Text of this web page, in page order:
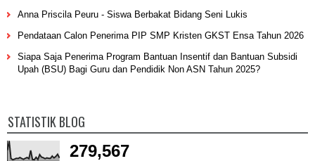
Anna Priscila Peuru - Siswa Berbakat Bidang Seni Lukis
Pendataan Calon Penerima PIP SMP Kristen GKST Ensa Tahun 2026
Siapa Saja Penerima Program Bantuan Insentif dan Bantuan Subsidi
Upah (BSU) Bagi Guru dan Pendidik Non ASN Tahun 2025?
STATISTIK BLOG
279,567